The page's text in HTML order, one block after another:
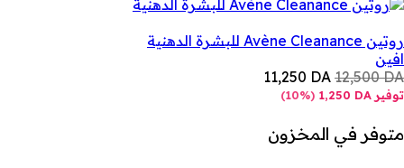
روتين Avène Cleanance للبشرة الدهنية
افين
12,500DA
11,250 DA
توفير 1,250 DA
(
10%
)
متوفر في المخزون